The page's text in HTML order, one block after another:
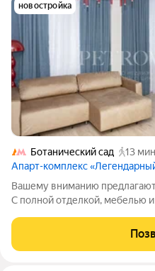
новостройка
Ботанический сад
13
Апарт-комплекс
Вашему вниманию
С полной отделкой, мебелью
гардеробных комнаты. (
решение - Евро 2.